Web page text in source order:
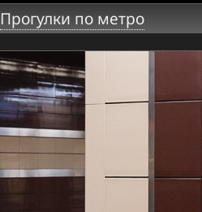
Прогулки по метро